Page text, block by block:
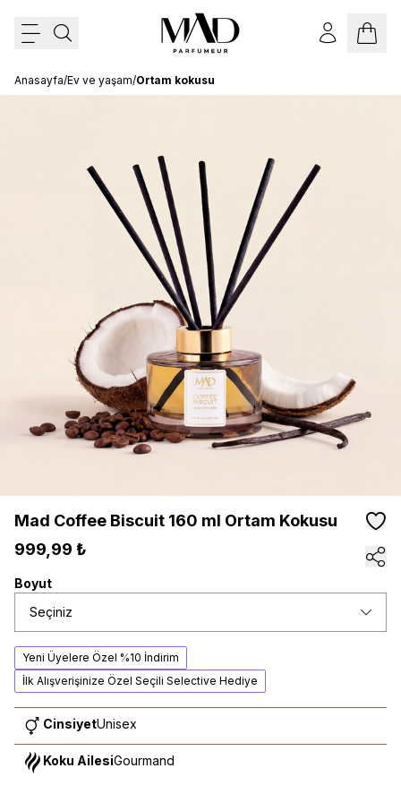
Anasayfa/Ev ve yaşam/Ortam kokusu
Mad Coffee Biscuit 160 ml Ortam Kokusu
999,99 ₺
Boyut
Seçiniz
Yeni Üyelere Özel %10 İndirim
İlk Alışverişinize Özel Seçili Selective Hediye
CinsiyetUnisex
Koku AilesiGourmand